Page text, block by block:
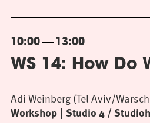
10:00 13:00
WS 14: How Do
Workshop Studio 4 /
Adi Weinberg (Tel Aviv/